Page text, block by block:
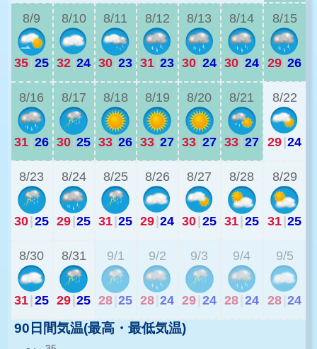
8/9
35 25
8/10
32 24
8/11
30 23
8/12
31 23
8/13
30 24
8/14
30 24
8/15
29 26
8/16
31 26
8/17
30 25
8/18
33 26
8/19
33 27
8/20
33 27
8/21
33 27
8/22
29 24
8/23
30 25
8/24
29 25
8/25
31 25
8/26
29 24
8/27
30 25
8/28
31 25
8/29
31 25
8/30
31 25
8/31
29 25
9/1
28 25
9/2
28 24
9/3
29 24
9/4
28 24
9/5
28 24
90日間気温(最高・最低気温)